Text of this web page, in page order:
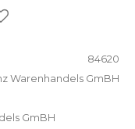
84620
Warenhandels GmBH
GmBH